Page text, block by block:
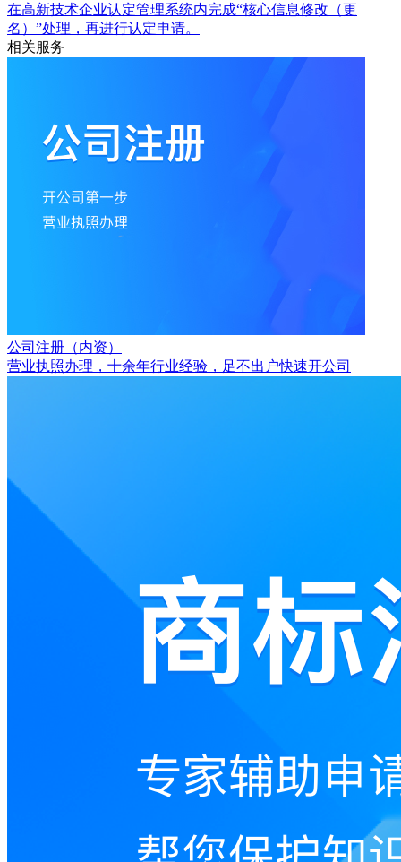
在高新技术企业认定管理系统内完成“核心信息修改（更
名）”处理，再进行认定申请。
相关服务
公司注册（内资）
营业执照办理，十余年行业经验，足不出户快速开公司